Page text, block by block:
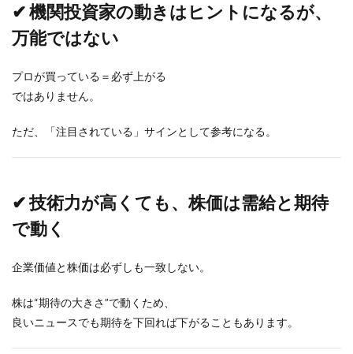
✔ 機関投資家の動きはヒントになるが、
万能ではない
プロが買っている＝必ず上がる
ではありません。
ただ、「注目されている」サインとして参考になる。
✔ 技術力が高くても、株価は需給と期待
で動く
企業価値と株価は必ずしも一致しない。
株は“期待の大きさ”で動くため、
良いニュースでも期待を下回れば下がることもあります。